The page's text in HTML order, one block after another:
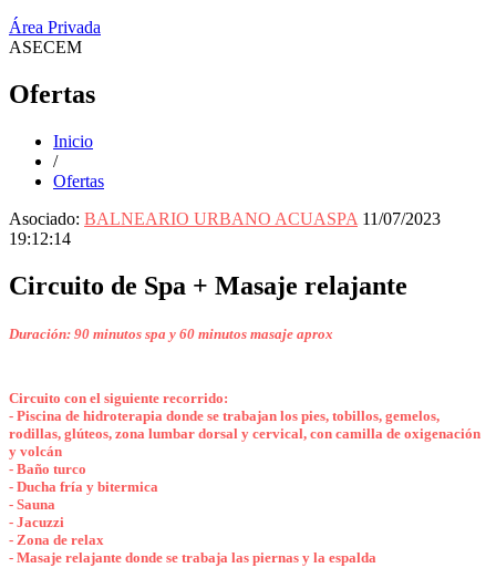
Área Privada
ASECEM
Ofertas
Inicio
/
Ofertas
Asociado: BALNEARIO URBANO ACUASPA 11/07/2023
19:12:14
Circuito de Spa + Masaje relajante
Duración: 90 minutos spa y 60 minutos masaje aprox
Circuito con el siguiente recorrido:
- Piscina de hidroterapia donde se trabajan los pies, tobillos, gemelos,
rodillas, glúteos, zona lumbar dorsal y cervical, con camilla de oxigenación
y volcán
- Baño turco
- Ducha fría y bitermica
- Sauna
- Jacuzzi
- Zona de relax
- Masaje relajante donde se trabaja las piernas y la espalda